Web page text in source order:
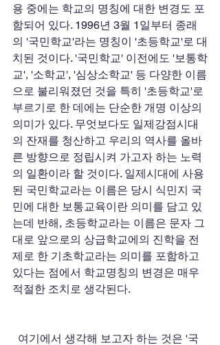
용 중에는 학교의 명칭에 대한 변경도 포
함되어 있다. 1996년 3월 1일부터 종래
의 '국민학교'라는 명칭이 '초등학교'로 대
치된 것이다. '국민학교' 이전에도 '보통학
교', '소학교', '심상소학교' 등 다양한 이름
으로 불리워졌던 것을 특히 '초등학교'로
부르기로 한 데에는 단순한 개명 이상의
의미가 있다. 무엇보다도 일제강점시대
의 잔재를 청산하고 우리의 역사를 올바
른 방향으로 정립시켜 가고자 하는 노력
의 일환이라 할 것이다. 일제시대에 사용
된 국민학교라는 이름은 당시 식민지 국
민에 대한 보통교육이란 의미를 담고 있
는데 반해, 초등학교라는 이름은 문자 그
대로 앞으로의 상급학교에의 진학을 전
제로 한 기초학교라는 의미를 포함하고
있다는 점에서 학교명칭의 변경은 매우
적절한 조치로 생각된다.